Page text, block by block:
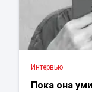
Интервью
Пока она